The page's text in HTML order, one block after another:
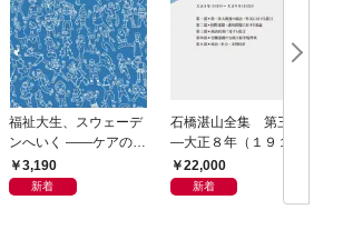
福祉大生、スウェーデ
ンへいく ――ケアのそ
の先へ――15人が見た
民主主義の景色――
3,190
新着
石橋湛山全集 第三巻
―大正８年（１９１
９）－大正９年（１９
２０）
22,000
新着